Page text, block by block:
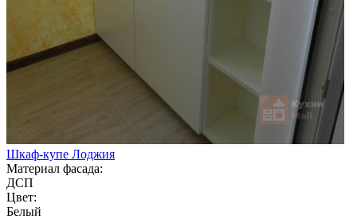
Шкаф-купе Лоджия
Материал фасада:
ДСП
Цвет:
Белый